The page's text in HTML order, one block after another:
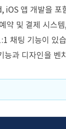
iOS 앱 개발을 포
약 및 결제 시스
채팅 기능이 있
능과 디자인을 벤